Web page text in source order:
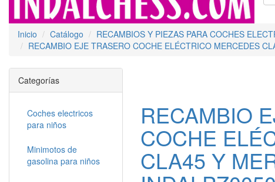
Inicio Catálogo RECAMBIOS Y PIEZAS PARA COCHES
RECAMBIO EJE TRASERO COCHE ELÉCTRICO MERCEDES
RECAMBIO
COCHE
CLA45 Y
Categorías
Coches electricos
para niños
Minimotos de
gasolina para niños